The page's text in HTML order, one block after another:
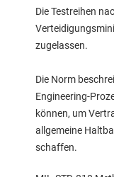
Die Testreihen
zugelassen.
Die Norm
Engineering-
können, um
allgemeine
schaffen.